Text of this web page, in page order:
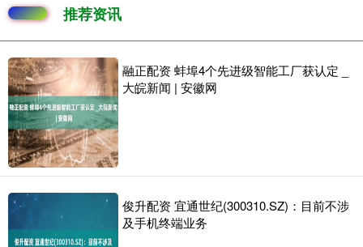
推荐资讯
融正配资 蚌埠4个先进级智能工厂获认定 _
大皖新闻 | 安徽网
俊升配资 宜通世纪(300310.SZ)：目前不涉
及手机终端业务